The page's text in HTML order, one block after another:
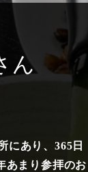
ん
にあり、365日
あまり参拝のお